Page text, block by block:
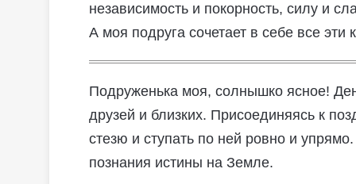
независимость и покорность, силу и
А моя подруга сочетает в себе все
Подруженька моя, солнышко ясное!
друзей и близких. Присоединяясь к
стезю и ступать по ней ровно и
познания истины на Земле.